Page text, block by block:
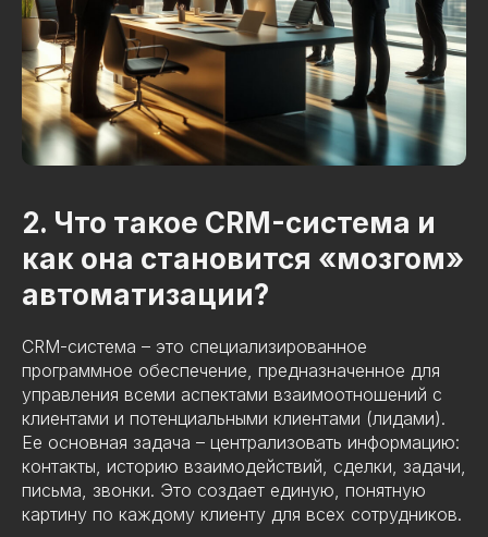
2. Что такое CRM-система и
как она становится «мозгом»
автоматизации?
CRM-система – это специализированное
программное обеспечение, предназначенное для
управления всеми аспектами взаимоотношений с
клиентами и потенциальными клиентами (лидами).
Ее основная задача – централизовать информацию:
контакты, историю взаимодействий, сделки, задачи,
письма, звонки. Это создает единую, понятную
картину по каждому клиенту для всех сотрудников.